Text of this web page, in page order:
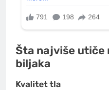
Šta najviše utiče
biljaka
Kvalitet tla